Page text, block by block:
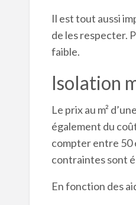
Il est tout aussi
de les respecter.
faible.
Isolation
Le prix au m² d’une
également du
compter entre 50
contraintes sont
En fonction des